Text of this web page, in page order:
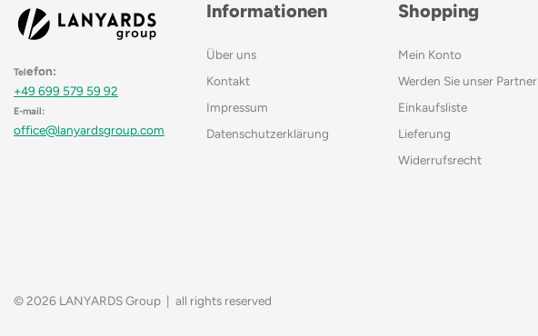
Telefon:
+49 699 579 59 92
E-mail:
office@lanyardsgroup.com
Informationen
Über uns
Kontakt
Impressum
Datenschutzerklärung
Shopping
Mein Konto
Werden Sie unser Partner
Einkaufsliste
Lieferung
Widerrufsrecht
© 2026 LANYARDS Group | all rights reserved